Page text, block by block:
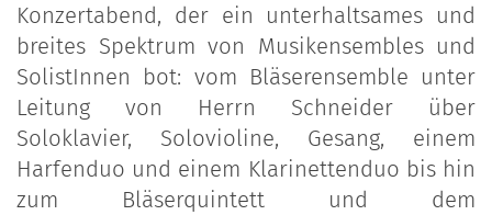
Konzertabend, der ein unterhaltsames und
breites Spektrum von Musikensembles und
SolistInnen bot: vom Bläserensemble unter
Leitung von Herrn Schneider über
Soloklavier, Solovioline, Gesang, einem
Harfenduo und einem Klarinettenduo bis hin
zum Bläserquintett und dem